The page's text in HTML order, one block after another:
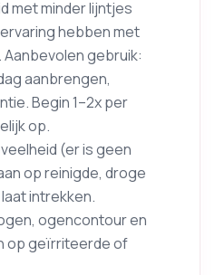
met minder lijntjes
hebben met
gebruik:
aanbrengen,
Begin 1–2x per
op.
(er is geen
op reinigde, droge
intrekken.
ogencontour en
op geïrriteerde of